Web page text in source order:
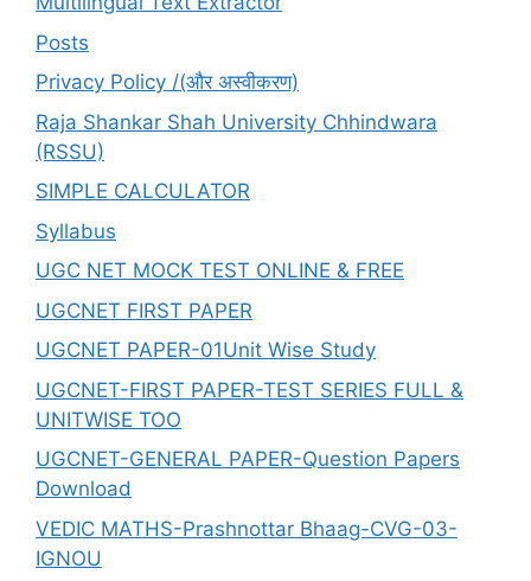
Posts
Privacy Policy /(और अस्वीकरण)
Raja Shankar Shah University Chhindwara
(RSSU)
SIMPLE CALCULATOR
Syllabus
UGC NET MOCK TEST ONLINE & FREE
UGCNET FIRST PAPER
UGCNET PAPER-01Unit Wise Study
UGCNET-FIRST PAPER-TEST SERIES FULL &
UNITWISE TOO
UGCNET-GENERAL PAPER-Question Papers
Download
VEDIC MATHS-Prashnottar Bhaag-CVG-03-
IGNOU